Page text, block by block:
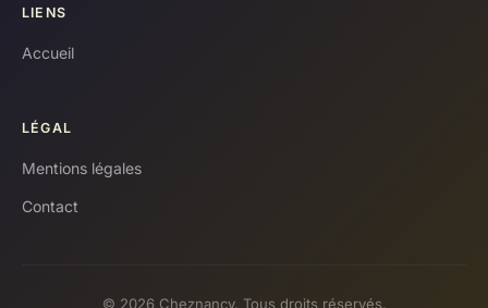
LIENS
Accueil
LÉGAL
Mentions légales
Contact
© 2026 Cheznancy. Tous droits réservés.